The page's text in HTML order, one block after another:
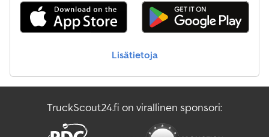
Lisätietoja
TruckScout24.fi on virallinen sponsori: